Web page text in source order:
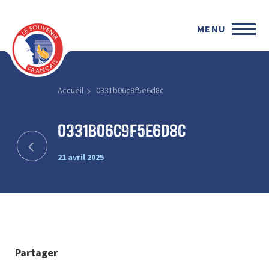
MENU
Accueil 0331b06c9f5e6d8c
0331b06c9f5e6d8c
21 avril 2025
Partager